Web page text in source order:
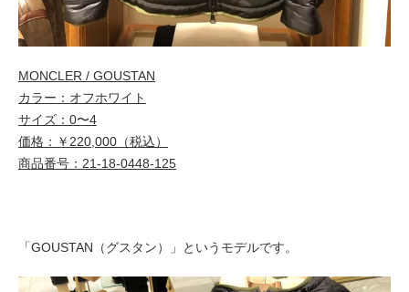
MONCLER / GOUSTAN
カラー：オフホワイト
サイズ：0〜4
価格：￥220,000（税込）
商品番号：21-18-0448-125
「GOUSTAN（グスタン）」というモデルです。